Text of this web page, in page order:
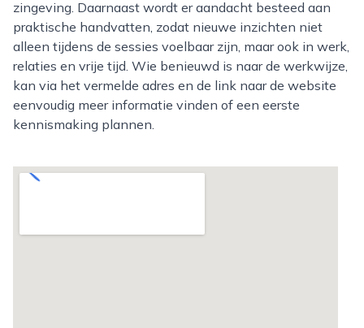
zingeving. Daarnaast wordt er aandacht besteed aan
praktische handvatten, zodat nieuwe inzichten niet
alleen tijdens de sessies voelbaar zijn, maar ook in werk,
relaties en vrije tijd. Wie benieuwd is naar de werkwijze,
kan via het vermelde adres en de link naar de website
eenvoudig meer informatie vinden of een eerste
kennismaking plannen.